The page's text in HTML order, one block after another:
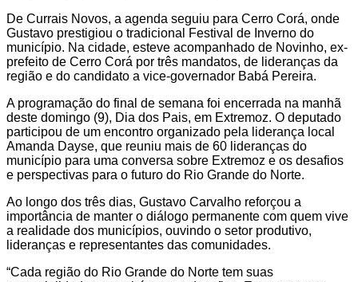
De Currais Novos, a agenda seguiu para Cerro Corá, onde
Gustavo prestigiou o tradicional Festival de Inverno do
município. Na cidade, esteve acompanhado de Novinho, ex-
prefeito de Cerro Corá por três mandatos, de lideranças da
região e do candidato a vice-governador Babá Pereira.
A programação do final de semana foi encerrada na manhã
deste domingo (9), Dia dos Pais, em Extremoz. O deputado
participou de um encontro organizado pela liderança local
Amanda Dayse, que reuniu mais de 60 lideranças do
município para uma conversa sobre Extremoz e os desafios
e perspectivas para o futuro do Rio Grande do Norte.
Ao longo dos três dias, Gustavo Carvalho reforçou a
importância de manter o diálogo permanente com quem vive
a realidade dos municípios, ouvindo o setor produtivo,
lideranças e representantes das comunidades.
“Cada região do Rio Grande do Norte tem suas